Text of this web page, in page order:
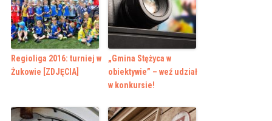
Regioliga 2016: turniej w
Żukowie [ZDJĘCIA]
„Gmina Stężyca w
obiektywie” – weź udział
w konkursie!